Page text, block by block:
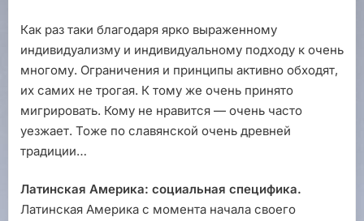
Как раз таки благодаря ярко выраженному
индивидуализму и индивидуальному подходу к очень
многому. Ограничения и принципы активно обходят,
их самих не трогая. К тому же очень принято
мигрировать. Кому не нравится — очень часто
уезжает. Тоже по славянской очень древней
традиции…
Латинская Америка: социальная специфика.
Латинская Америка с момента начала своего